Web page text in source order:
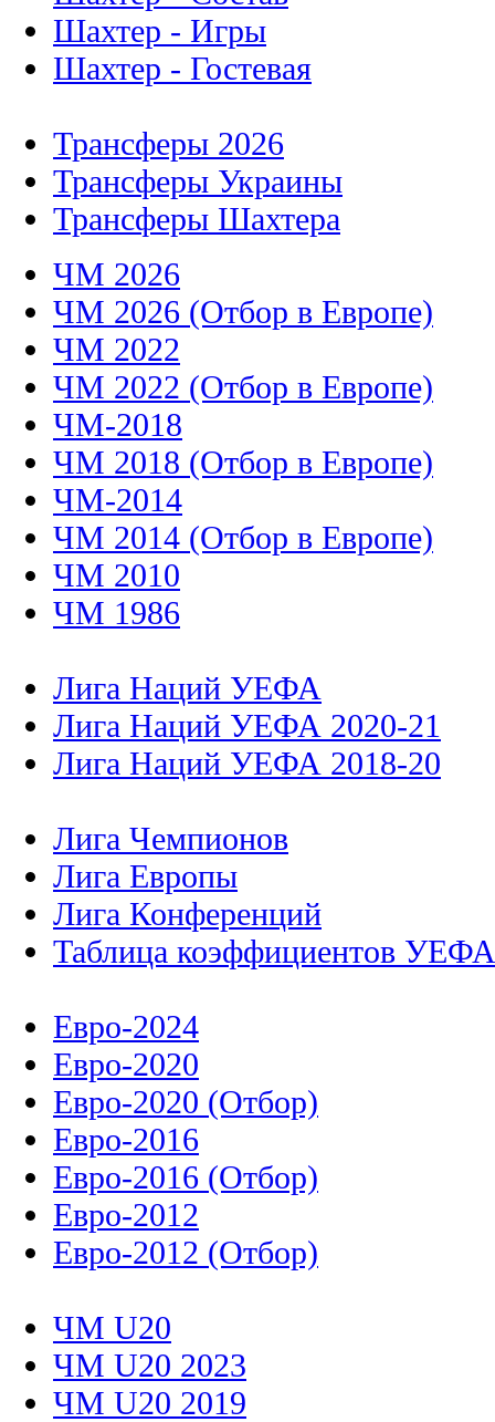
Шахтер - Игры
Шахтер - Гостевая
Трансферы 2026
Трансферы Украины
Трансферы Шахтера
ЧМ 2026
ЧМ 2026 (Отбор в Европе)
ЧМ 2022
ЧМ 2022 (Отбор в Европе)
ЧМ-2018
ЧМ 2018 (Отбор в Европе)
ЧМ-2014
ЧМ 2014 (Отбор в Европе)
ЧМ 2010
ЧМ 1986
Лига Наций УЕФА
Лига Наций УЕФА 2020-21
Лига Наций УЕФА 2018-20
Лига Чемпионов
Лига Европы
Лига Конференций
Таблица коэффициентов УЕФА
Евро-2024
Евро-2020
Евро-2020 (Отбор)
Евро-2016
Евро-2016 (Отбор)
Евро-2012
Евро-2012 (Отбор)
ЧМ U20
ЧМ U20 2023
ЧМ U20 2019